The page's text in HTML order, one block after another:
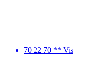
70 22 70 ** Vis